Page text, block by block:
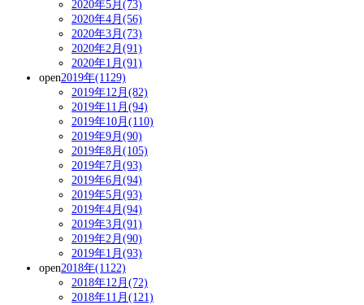
2020年5月(73)
2020年4月(56)
2020年3月(73)
2020年2月(91)
2020年1月(91)
open2019年(1129)
2019年12月(82)
2019年11月(94)
2019年10月(110)
2019年9月(90)
2019年8月(105)
2019年7月(93)
2019年6月(94)
2019年5月(93)
2019年4月(94)
2019年3月(91)
2019年2月(90)
2019年1月(93)
open2018年(1122)
2018年12月(72)
2018年11月(121)